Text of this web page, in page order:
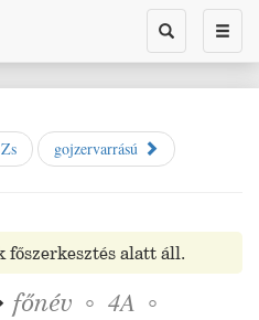
Toggle
search
gojzervarrású
főszerkesztés alatt áll.
főnév ◦ 4A ◦